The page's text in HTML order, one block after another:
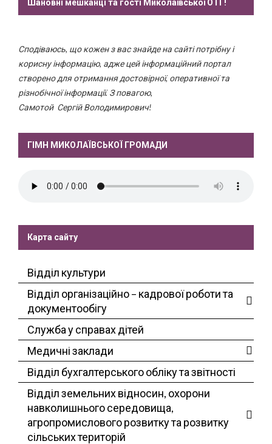
Шановні мешканці та гості Миколаївської ОТГ!
Сподіваюсь, що кожен з вас знайде на сайті потрібну і
корисну інформацію, адже цей інформаційний портал
створено для отримання достовірної, оперативної та
різнобічної інформації. З повагою,
Самотой Сергій Володимирович!
ГІМН МИКОЛАЇВСЬКОЇ ГРОМАДИ
Карта сайту
Відділ культури
Відділ організаційно – кадрової роботи та
документообігу
Служба у справах дітей
Медичні заклади
Відділ бухгалтерського обліку та звітності
Відділ земельних відносин, охорони
навколишнього середовища,
агропромислового розвитку та розвитку
сільських територій